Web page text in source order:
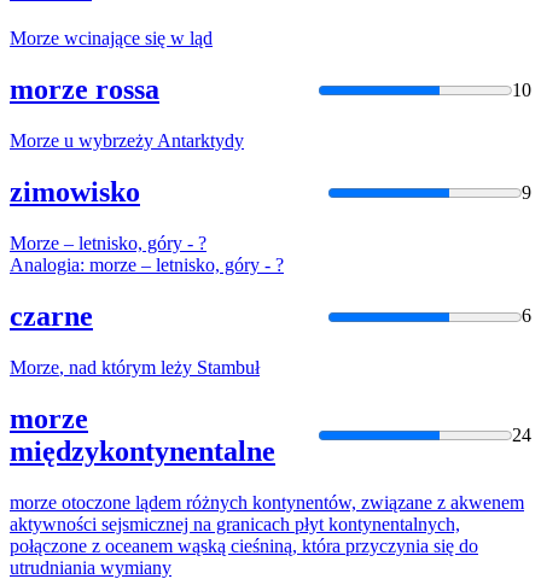
Morze wcinające się w ląd
morze rossa 10
Morze u wybrzeży Antarktydy
zimowisko 9
Morze – letnisko, góry - ?
Analogia: morze – letnisko, góry - ?
czarne 6
Morze, nad którym leży Stambuł
morze
międzykontynentalne
24
morze otoczone lądem różnych kontynentów, związane z akwenem
aktywności sejsmicznej na granicach płyt kontynentalnych,
połączone z oceanem wąską cieśniną, która przyczynia się do
utrudniania wymiany